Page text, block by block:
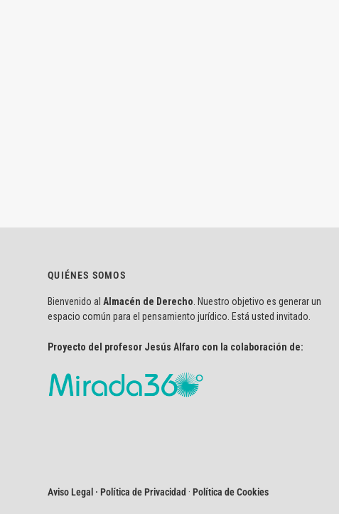
QUIÉNES SOMOS
Bienvenido al Almacén de Derecho . Nuestro objetivo es generar un
espacio común para el pensamiento jurídico. Está usted invitado.
Proyecto del profesor Jesús Alfaro con la colaboración de:
Aviso Legal · Política de Privacidad ·Política de Cookies